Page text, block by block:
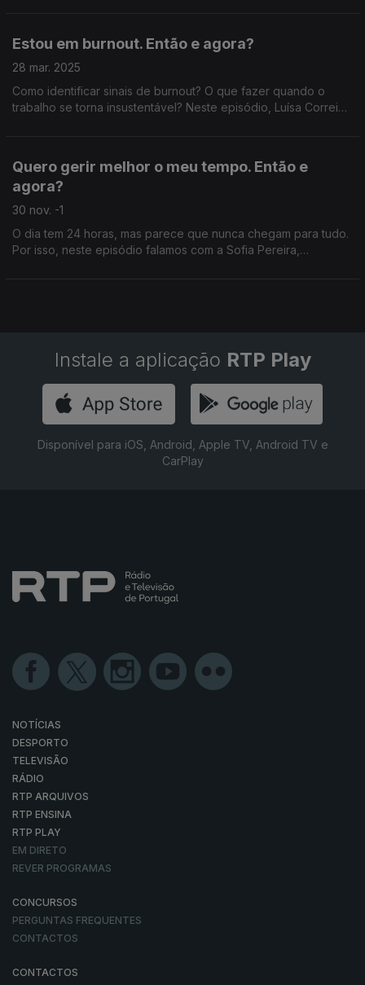
Estou em burnout. Então e agora?
28 mar. 2025
Como identificar sinais de burnout? O que fazer quando o
trabalho se torna insustentável? Neste episódio, Luísa Correia
Quero gerir melhor o meu tempo. Então e
agora?
30 nov. -1
O dia tem 24 horas, mas parece que nunca chegam para tudo.
Por isso, neste episódio falamos com a Sofia Pereira,
Instale a aplicação RTP Play
Disponível para iOS, Android, Apple TV, Android TV e
CarPlay
NOTÍCIAS
DESPORTO
TELEVISÃO
RÁDIO
RTP ARQUIVOS
RTP ENSINA
RTP PLAY
EM DIRETO
REVER PROGRAMAS
CONCURSOS
PERGUNTAS FREQUENTES
CONTACTOS
CONTACTOS